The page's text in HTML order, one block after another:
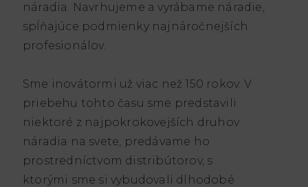
náradia. Navrhujeme a vyrábame náradie,
spĺňajúce podmienky najnáročnejších
profesionálov.
Sme inovátormi už viac než 150 rokov. V
priebehu tohto času sme predstavili
niektoré z najpokrokovejších druhov
náradia na svete, predávame ho
prostredníctvom distribútorov, s
ktorými sme si vybudovali dlhodobé